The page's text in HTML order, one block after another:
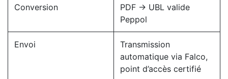
Conversion
PDF → UBL valide
Peppol
Envoi
Transmission
automatique via Falco,
point d’accès certifié